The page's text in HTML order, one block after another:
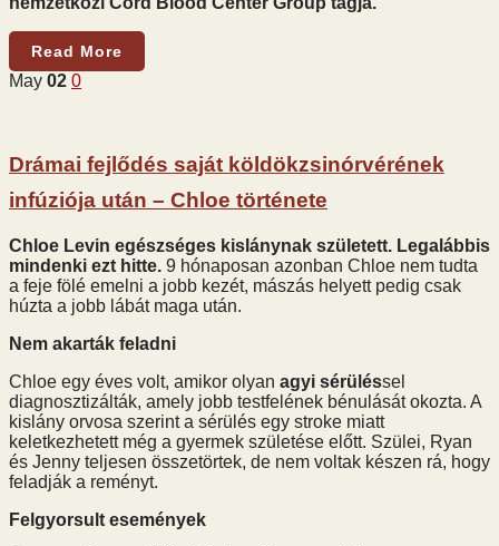
Read More
May 02 0
Drámai fejlődés saját köldökzsinórvérének
infúziója után – Chloe története
Chloe Levin egészséges kislánynak született. Legalábbis
mindenki ezt hitte. 9 hónaposan azonban Chloe nem tudta
a feje fölé emelni a jobb kezét, mászás helyett pedig csak
húzta a jobb lábát maga után.
Nem akarták feladni
Chloe egy éves volt, amikor olyan agyi sérüléssel
diagnosztizálták, amely jobb testfelének bénulását okozta. A
kislány orvosa szerint a sérülés egy stroke miatt
keletkezhetett még a gyermek születése előtt. Szülei, Ryan
és Jenny teljesen összetörtek, de nem voltak készen rá, hogy
feladják a reményt.
Felgyorsult események